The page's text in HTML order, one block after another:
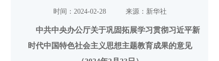
时间： 2024-02-28 来源： 新华社
中共中央办公厅关于巩固拓展学习贯彻习近平新
时代中国特色社会主义思想主题教育成果的意见